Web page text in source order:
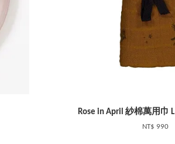
Rose in April 紗棉萬用巾
NT$ 990